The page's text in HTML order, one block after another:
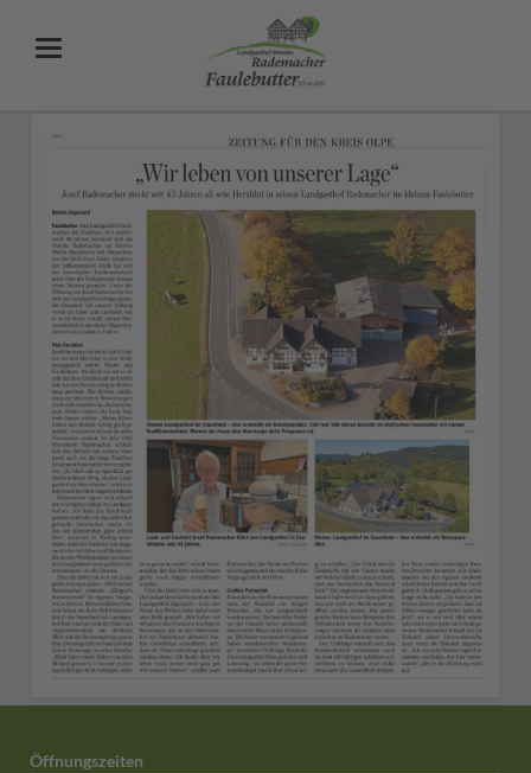
Öffnungszeiten